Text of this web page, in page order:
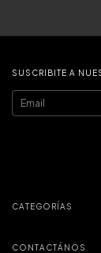
SUSCRIBITE A
CATEGORÍAS
CONTACTÁNOS